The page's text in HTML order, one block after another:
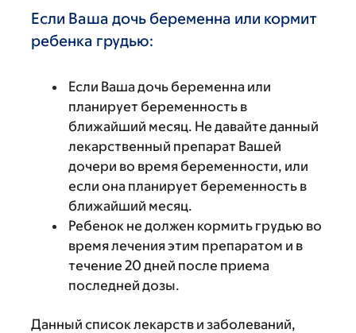
Если Ваша дочь беременна или кормит
ребенка грудью:
Если Ваша дочь беременна или
планирует беременность в
ближайший месяц. Не давайте данный
лекарственный препарат Вашей
дочери во время беременности, или
если она планирует беременность в
ближайший месяц.
Ребенок не должен кормить грудью во
время лечения этим препаратом и в
течение 20 дней после приема
последней дозы.
Данный список лекарств и заболеваний,